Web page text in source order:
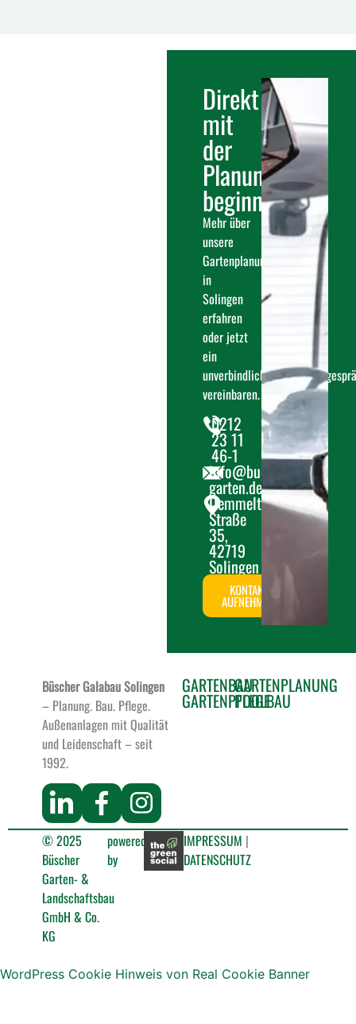
Direkt
mit
der
Planung
beginnen
Mehr über
unsere
Gartenplanung
in
Solingen
erfahren
oder jetzt
ein
unverbindliches
vereinbaren.
0212
23 11
46-1
info@buescher-
garten.de
Demmeltrather
Straße
35,
42719
Solingen
KONTAKT
AUFNEHMEN
Büscher Galabau Solingen
– Planung. Bau. Pflege.
Außenanlagen mit Qualität
und Leidenschaft – seit
1992.
GARTENBAU
GARTENPFLEGE
GARTENPLANUNG
POOLBAU
© 2025
Büscher
Garten- &
Landschaftsbau
GmbH & Co.
KG
powered
by
IMPRESSUM |
DATENSCHUTZ
WordPress Cookie Hinweis von Real Cookie Banner